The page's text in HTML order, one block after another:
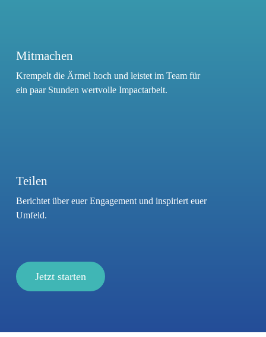
Mitmachen
Krempelt die Ärmel hoch und leistet im Team für
ein paar Stunden wertvolle Impactarbeit.
Teilen
Berichtet über euer Engagement und inspiriert euer
Umfeld.
Jetzt starten